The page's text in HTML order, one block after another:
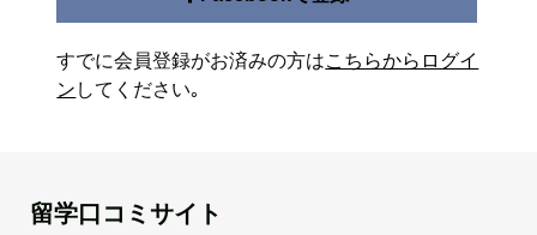
すでに会員登録がお済みの方はこちらからログイ
ン してください｡
留学口コミサイト